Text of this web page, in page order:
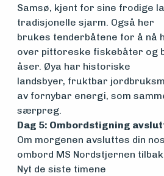
Samsø, kjent for sine frodige
tradisjonelle sjarm. Også her
brukes tenderbåtene for å nå
over pittoreske fiskebåter og
åser. Øya har historiske
landsbyer, fruktbar
av fornybar energi, som
særpreg.
Dag 5: Ombordstigning
Om morgenen avsluttes din
ombord MS Nordstjernen
Nyt de siste timene